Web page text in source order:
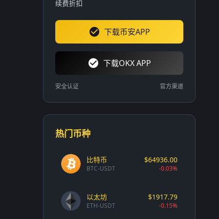
续费折扣
下载币安APP
下载OKX APP
安全认证 官方渠道
热门币种
比特币
BTC-USDT
$64936.00
-0.03%
以太坊
ETH-USDT
$1917.79
-0.15%